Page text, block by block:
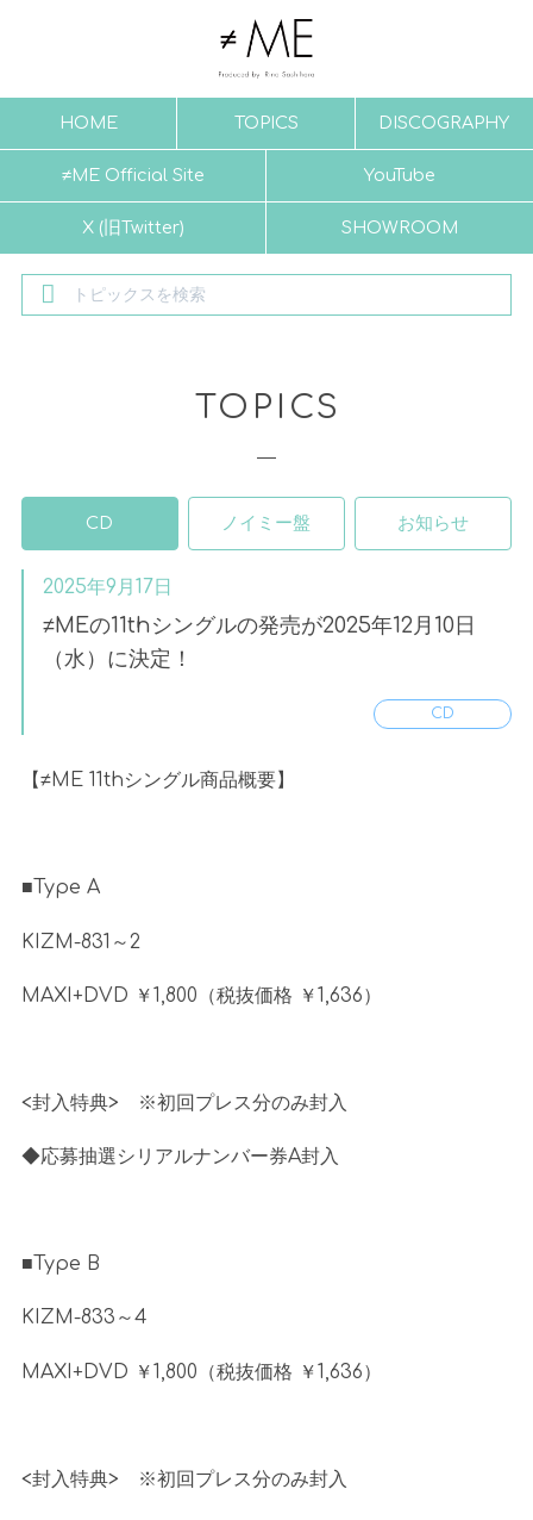
HOME TOPICS DISCOGRAPHY
≠ME Official Site YouTube
X (旧Twitter) SHOWROOM
TOPICS
CD ノイミー盤 お知らせ
2025年9月17日
≠MEの11thシングルの発売が2025年12月10日
（水）に決定！
CD
【≠ME 11thシングル商品概要】
■ Type A
KIZM-831～2
MAXI+DVD ￥1,800 （税抜価格 ￥1,636）
<封入特典> ※初回プレス分のみ封入
◆応募抽選シリアルナンバー券A封入
■Type B
KIZM-833～4
MAXI+DVD ￥1,800 （税抜価格 ￥1,636）
<封入特典> ※初回プレス分のみ封入